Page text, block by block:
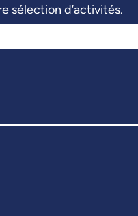
sélection d’activités.